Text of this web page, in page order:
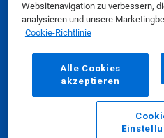
Websitenavigation zu verbessern,
analysieren und unsere
Cookie-Richtlinie
Alle Cookies
akzeptieren
Sicherheitsdatenblätter|